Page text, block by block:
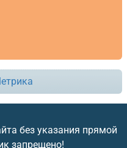
без указания прямой
запрещено!